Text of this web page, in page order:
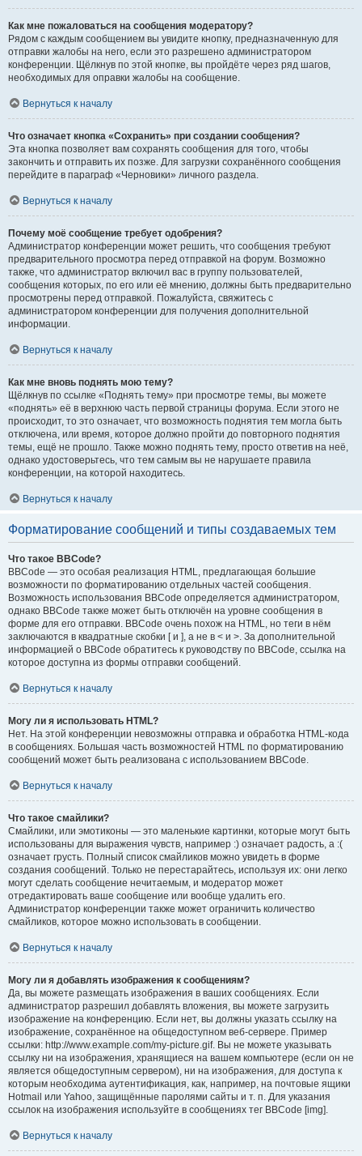
Как мне пожаловаться на сообщения модератору?
Рядом с каждым сообщением вы увидите кнопку, предназначенную для
отправки жалобы на него, если это разрешено администратором
конференции. Щёлкнув по этой кнопке, вы пройдёте через ряд шагов,
необходимых для оправки жалобы на сообщение.
Вернуться к началу
Что означает кнопка «Сохранить» при создании сообщения?
Эта кнопка позволяет вам сохранять сообщения для того, чтобы
закончить и отправить их позже. Для загрузки сохранённого сообщения
перейдите в параграф «Черновики» личного раздела.
Вернуться к началу
Почему моё сообщение требует одобрения?
Администратор конференции может решить, что сообщения требуют
предварительного просмотра перед отправкой на форум. Возможно
также, что администратор включил вас в группу пользователей,
сообщения которых, по его или её мнению, должны быть предварительно
просмотрены перед отправкой. Пожалуйста, свяжитесь с
администратором конференции для получения дополнительной
информации.
Вернуться к началу
Как мне вновь поднять мою тему?
Щёлкнув по ссылке «Поднять тему» при просмотре темы, вы можете
«поднять» её в верхнюю часть первой страницы форума. Если этого не
происходит, то это означает, что возможность поднятия тем могла быть
отключена, или время, которое должно пройти до повторного поднятия
темы, ещё не прошло. Также можно поднять тему, просто ответив на неё,
однако удостоверьтесь, что тем самым вы не нарушаете правила
конференции, на которой находитесь.
Вернуться к началу
Форматирование сообщений и типы создаваемых тем
Что такое BBCode?
BBCode — это особая реализация HTML, предлагающая большие
возможности по форматированию отдельных частей сообщения.
Возможность использования BBCode определяется администратором,
однако BBCode также может быть отключён на уровне сообщения в
форме для его отправки. BBCode очень похож на HTML, но теги в нём
заключаются в квадратные скобки [ и ], а не в < и >. За дополнительной
информацией о BBCode обратитесь к руководству по BBCode, ссылка на
которое доступна из формы отправки сообщений.
Вернуться к началу
Могу ли я использовать HTML?
Нет. На этой конференции невозможны отправка и обработка HTML-кода
в сообщениях. Большая часть возможностей HTML по форматированию
сообщений может быть реализована с использованием BBCode.
Вернуться к началу
Что такое смайлики?
Смайлики, или эмотиконы — это маленькие картинки, которые могут быть
использованы для выражения чувств, например :) означает радость, а :(
означает грусть. Полный список смайликов можно увидеть в форме
создания сообщений. Только не перестарайтесь, используя их: они легко
могут сделать сообщение нечитаемым, и модератор может
отредактировать ваше сообщение или вообще удалить его.
Администратор конференции также может ограничить количество
смайликов, которое можно использовать в сообщении.
Вернуться к началу
Могу ли я добавлять изображения к сообщениям?
Да, вы можете размещать изображения в ваших сообщениях. Если
администратор разрешил добавлять вложения, вы можете загрузить
изображение на конференцию. Если нет, вы должны указать ссылку на
изображение, сохранённое на общедоступном веб-сервере. Пример
ссылки: http://www.example.com/my-picture.gif. Вы не можете указывать
ссылку ни на изображения, хранящиеся на вашем компьютере (если он не
является общедоступным сервером), ни на изображения, для доступа к
которым необходима аутентификация, как, например, на почтовые ящики
Hotmail или Yahoo, защищённые паролями сайты и т. п. Для указания
ссылок на изображения используйте в сообщениях тег BBCode [img].
Вернуться к началу